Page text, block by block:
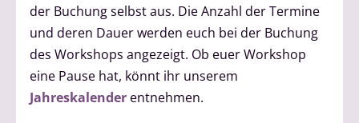
der Buchung selbst aus. Die Anzahl der Termine
und deren Dauer werden euch bei der Buchung
des Workshops angezeigt. Ob euer Workshop
eine Pause hat, könnt ihr unserem
Jahreskalender entnehmen.